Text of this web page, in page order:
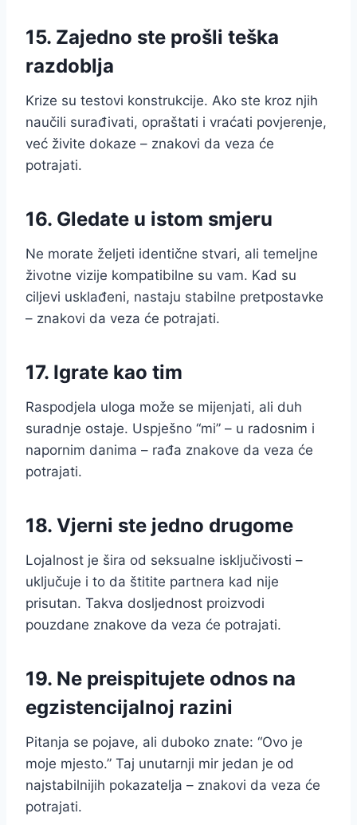
15. Zajedno ste prošli teška
razdoblja
Krize su testovi konstrukcije. Ako ste kroz njih
naučili surađivati, opraštati i vraćati povjerenje,
već živite dokaze – znakovi da veza će
potrajati.
16. Gledate u istom smjeru
Ne morate željeti identične stvari, ali temeljne
životne vizije kompatibilne su vam. Kad su
ciljevi usklađeni, nastaju stabilne pretpostavke
– znakovi da veza će potrajati.
17. Igrate kao tim
Raspodjela uloga može se mijenjati, ali duh
suradnje ostaje. Uspješno “mi” – u radosnim i
napornim danima – rađa znakove da veza će
potrajati.
18. Vjerni ste jedno drugome
Lojalnost je šira od seksualne isključivosti –
uključuje i to da štitite partnera kad nije
prisutan. Takva dosljednost proizvodi
pouzdane znakove da veza će potrajati.
19. Ne preispitujete odnos na
egzistencijalnoj razini
Pitanja se pojave, ali duboko znate: “Ovo je
moje mjesto.” Taj unutarnji mir jedan je od
najstabilnijih pokazatelja – znakovi da veza će
potrajati.